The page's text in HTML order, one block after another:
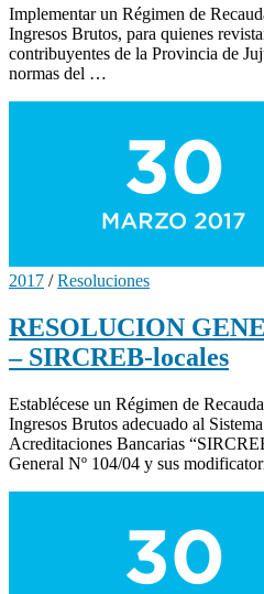
Implementar un Régimen de
Ingresos Brutos, para quienes
contribuyentes de la Provincia de
normas del …
2017 /Resoluciones
RESOLUCION
– SIRCREB-locales
Establécese un Régimen de
Ingresos Brutos adecuado al
Acreditaciones Bancarias
General Nº 104/04 y sus